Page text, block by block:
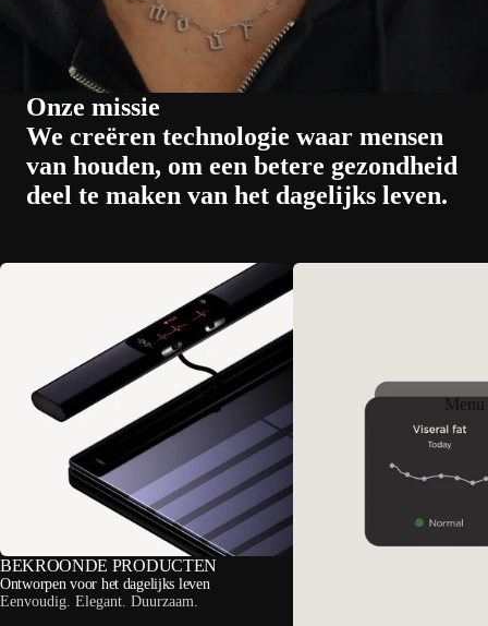
Onze missie
We creëren technologie waar mensen
van houden, om een betere gezondheid
deel te maken van het dagelijks leven.
BEKROONDE PRODUCTEN
Ontworpen voor het dagelijks leven
Eenvoudig. Elegant. Duurzaam.